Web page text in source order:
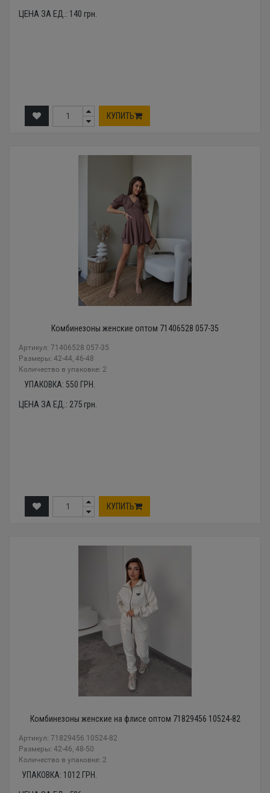
ЦЕНА ЗА ЕД.: 140 грн.
КУПИТЬ
Комбинезоны женские оптом 71406528 057-35
Артикул: 71406528 057-35
Размеры: 42-44, 46-48
Количество в упаковке: 2
УПАКОВКА: 550 ГРН.
ЦЕНА ЗА ЕД.: 275грн.
КУПИТЬ
Комбинезоны женские на флисе оптом 71829456 10524-82
Артикул: 71829456 10524-82
Размеры: 42-46, 48-50
Количество в упаковке: 2
УПАКОВКА: 1012 ГРН.